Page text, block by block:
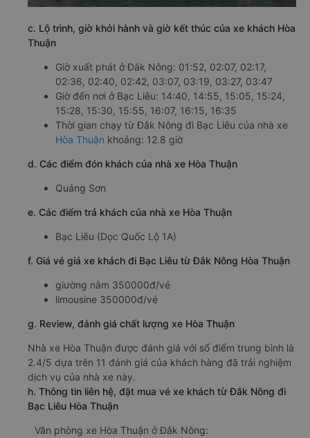
c. Lộ trình, giờ khởi hành và giờ kết thúc của xe khách Hòa
Thuận
Giờ xuất phát ở Đắk Nông: 01:52, 02:07, 02:17,
02:36, 02:40, 02:42, 03:07, 03:19, 03:27, 03:47
Giờ đến nơi ở Bạc Liêu: 14:40, 14:55, 15:05, 15:24,
15:28, 15:30, 15:55, 16:07, 16:15, 16:35
Thời gian chạy từ Đắk Nông đi Bạc Liêu của nhà xe
Hòa Thuận khoảng: 12.8 giờ
d. Các điểm đón khách của nhà xe Hòa Thuận
Quảng Sơn
e. Các điểm trả khách của nhà xe Hòa Thuận
Bạc Liêu (Dọc Quốc Lộ 1A)
f. Giá vé giá xe khách đi Bạc Liêu từ Đắk Nông Hòa Thuận
giường nằm 350000đ/vé
limousine 350000đ/vé
g. Review, đánh giá chất lượng xe Hòa Thuận
Nhà xe Hòa Thuận được đánh giá với số điểm trung bình là
2.4/5 dựa trên 11 đánh giá của khách hàng đã trải nghiệm
dịch vụ của nhà xe này.
h. Thông tin liên hệ, đặt mua vé xe khách từ Đắk Nông đi
Bạc Liêu Hòa Thuận
Văn phòng xe Hòa Thuận ở Đắk Nông: